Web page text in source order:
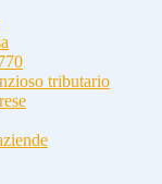
tributario